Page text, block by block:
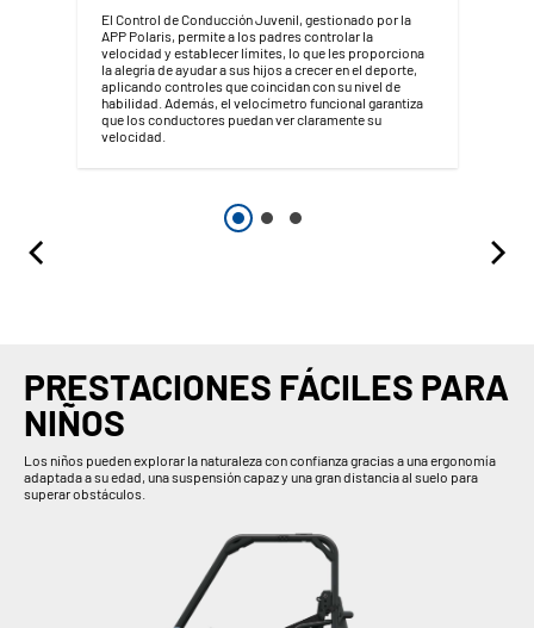
El Control de Conducción Juvenil, gestionado por la
APP Polaris, permite a los padres controlar la
velocidad y establecer límites, lo que les proporciona
la alegría de ayudar a sus hijos a crecer en el deporte,
aplicando controles que coincidan con su nivel de
habilidad. Además, el velocímetro funcional garantiza
que los conductores puedan ver claramente su
velocidad.
PRESTACIONES FÁCILES PARA
NIÑOS
Los niños pueden explorar la naturaleza con confianza gracias a una ergonomía
adaptada a su edad, una suspensión capaz y una gran distancia al suelo para
superar obstáculos.